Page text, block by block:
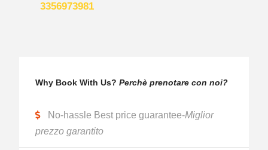
3356973981
Why Book With Us? Perchè prenotare con noi?
No-hassle Best price guarantee-Miglior
prezzo garantito